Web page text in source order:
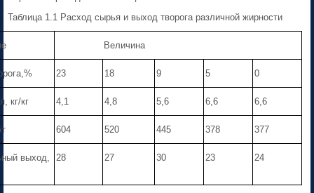
Таблица 1.1 Расход сырья и выход творога различной жирности
Величина
23 18 9 5 0
кг/кг 4,1 4,8 5,6 6,6 6,6
604 520 445 378 377
выход, 28 27 30 23 24